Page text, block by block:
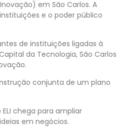
em São Carlos. A
e o poder público
de instituições ligadas à
da Tecnologia, São Carlos
conjunta de um plano
chega para ampliar
em negócios.